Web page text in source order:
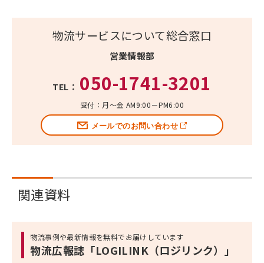
物流サービスについて総合窓口
営業情報部
TEL： 050-1741-3201
受付：月～金 AM9:00－PM6:00
メールでのお問い合わせ
関連資料
物流事例や最新情報を無料でお届けしています
物流広報誌「LOGILINK（ロジリンク）」